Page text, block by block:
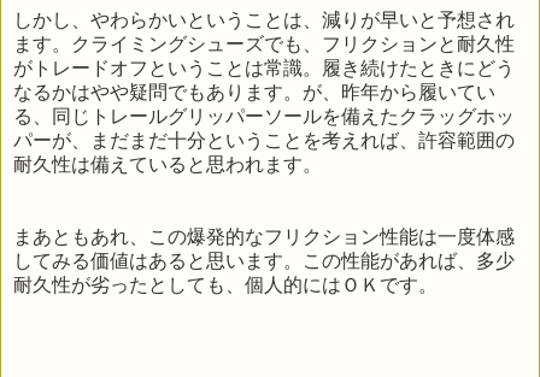
しかし、やわらかいということは、減りが早いと予想され
ます。クライミングシューズでも、フリクションと耐久性
がトレードオフということは常識。履き続けたときにどう
なるかはやや疑問でもあります。が、昨年から履いてい
る、同じトレールグリッパーソールを備えたクラッグホッ
パーが、まだまだ十分ということを考えれば、許容範囲の
耐久性は備えていると思われます。
まあともあれ、この爆発的なフリクション性能は一度体感
してみる価値はあると思います。この性能があれば、多少
耐久性が劣ったとしても、個人的にはＯＫです。